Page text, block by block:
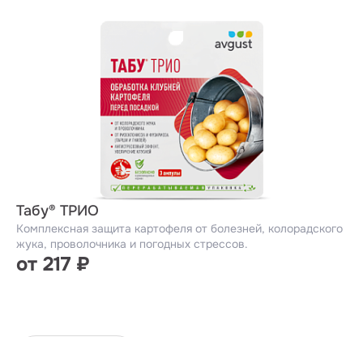
Табу® ТРИО
Комплексная защита картофеля от болезней, колорадского
жука, проволочника и погодных стрессов.
от 217 ₽